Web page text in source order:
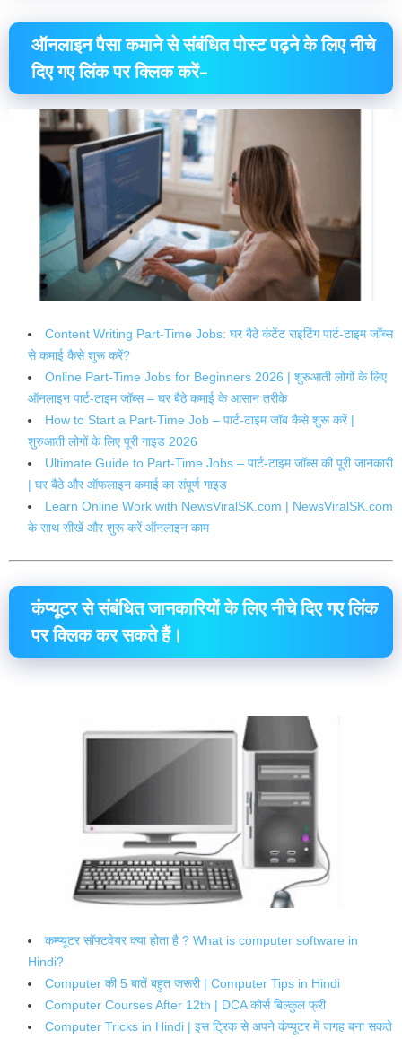
ऑनलाइन पैसा कमाने से संबंधित पोस्ट पढ़ने के लिए नीचे
दिए गए लिंक पर क्लिक करें–
Content Writing Part-Time Jobs: घर बैठे कंटेंट राइटिंग पार्ट-टाइम जॉब्स
से कमाई कैसे शुरू करें?
Online Part-Time Jobs for Beginners 2026 | शुरुआती लोगों के लिए
ऑनलाइन पार्ट-टाइम जॉब्स – घर बैठे कमाई के आसान तरीके
How to Start a Part-Time Job – पार्ट-टाइम जॉब कैसे शुरू करें |
शुरुआती लोगों के लिए पूरी गाइड 2026
Ultimate Guide to Part-Time Jobs – पार्ट-टाइम जॉब्स की पूरी जानकारी
| घर बैठे और ऑफलाइन कमाई का संपूर्ण गाइड
Learn Online Work with NewsViralSK.com | NewsViralSK.com
के साथ सीखें और शुरू करें ऑनलाइन काम
कंप्यूटरसे संबंधितजानकारियोंके लिएनीचेदिए गएलिंक
परक्लिककर सकते हैं।
कम्प्यूटर सॉफ्टवेयर क्या होता है ? What is computer software in
Hindi?
Computer की 5 बातें बहुत जरूरी | Computer Tips in Hindi
Computer Courses After 12th | DCA कोर्स बिल्कुल फ्री
Computer Tricks in Hindi | इस ट्रिक से अपने कंप्यूटर में जगह बना सकते